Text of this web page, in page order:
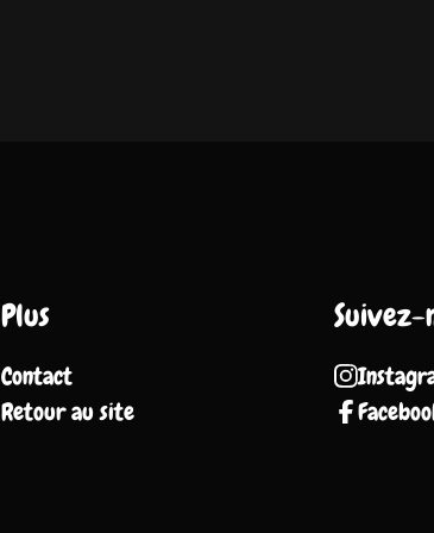
Plus
Contact
Retour au site
Suivez-